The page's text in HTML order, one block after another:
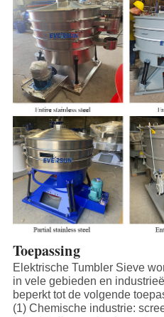
Toepassing
Elektrische Tumbler Sieve
in vele gebieden en
beperkt tot de volgende
(1) Chemische industrie: